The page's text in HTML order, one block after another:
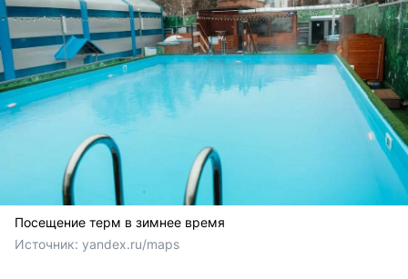
Посещение терм в зимнее время
Источник: yandex.ru/maps